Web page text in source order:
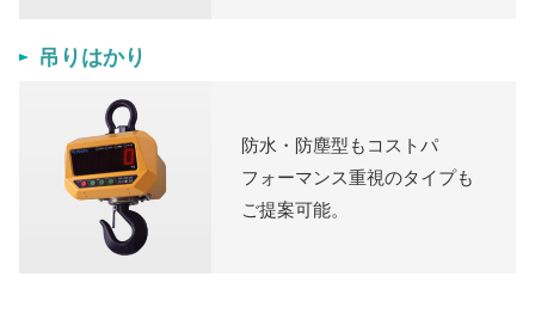
吊りはかり
防水・防塵型もコストパ
フォーマンス重視のタイプも
ご提案可能。